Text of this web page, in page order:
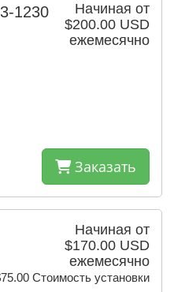
Начиная от
$200.00 USD
ежемесячно
1230
Заказать
Начиная от
$170.00 USD
ежемесячно
Стоимость установки